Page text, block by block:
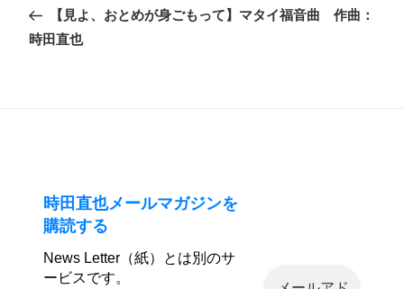
ナ
ビ
の
投
【見よ、おとめが身ごもって】マタイ福音曲 作曲：
時田直也
時田直也メールマガジンを
購読する
News Letter（紙）とは別のサ
ービスです。